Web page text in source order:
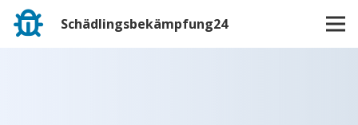
Schädlingsbekämpfung24